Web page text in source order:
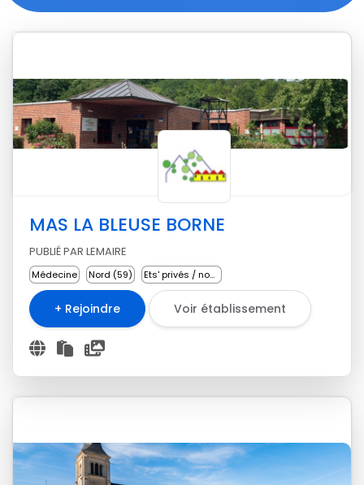
MAS LA BLEUSE BORNE
PUBLIÉ PAR LEMAIRE
Médecine Nord (59) Ets' privés / non lucratifs
+ Rejoindre Voir établissement